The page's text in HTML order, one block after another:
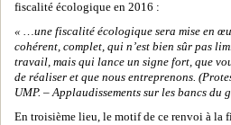
fiscalité écologique en 2016 :
« …une fiscalité écologique sera mise en
cohérent, complet, qui n’est bien sûr pas
travail, mais qui lance un signe fort, que
de réaliser et que nous entreprenons.
UMP. – Applaudissements sur les bancs du
En troisième lieu, le motif de ce renvoi à la